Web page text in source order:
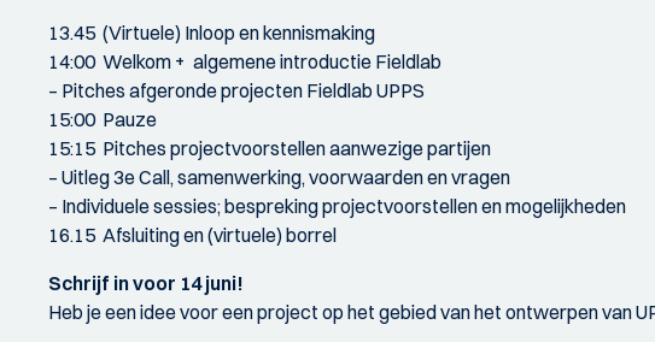
13.45 (Virtuele) Inloop en kennismaking
14:00 Welkom + algemene introductie Fieldlab
– Pitches afgeronde projecten Fieldlab UPPS
15:00 Pauze
15:15 Pitches projectvoorstellen aanwezige partijen
– Uitleg 3e Call, samenwerking, voorwaarden en vragen
– Individuele sessies; bespreking projectvoorstellen en mogelijkheden
16.15 Afsluiting en (virtuele) borrel
Schrijf in voor 14 juni!
Heb je een idee voor een project op het gebied van het ontwerpen van